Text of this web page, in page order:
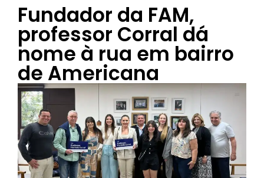
Fundador da FAM,
professor Corral dá
nome à rua em bairro
de Americana